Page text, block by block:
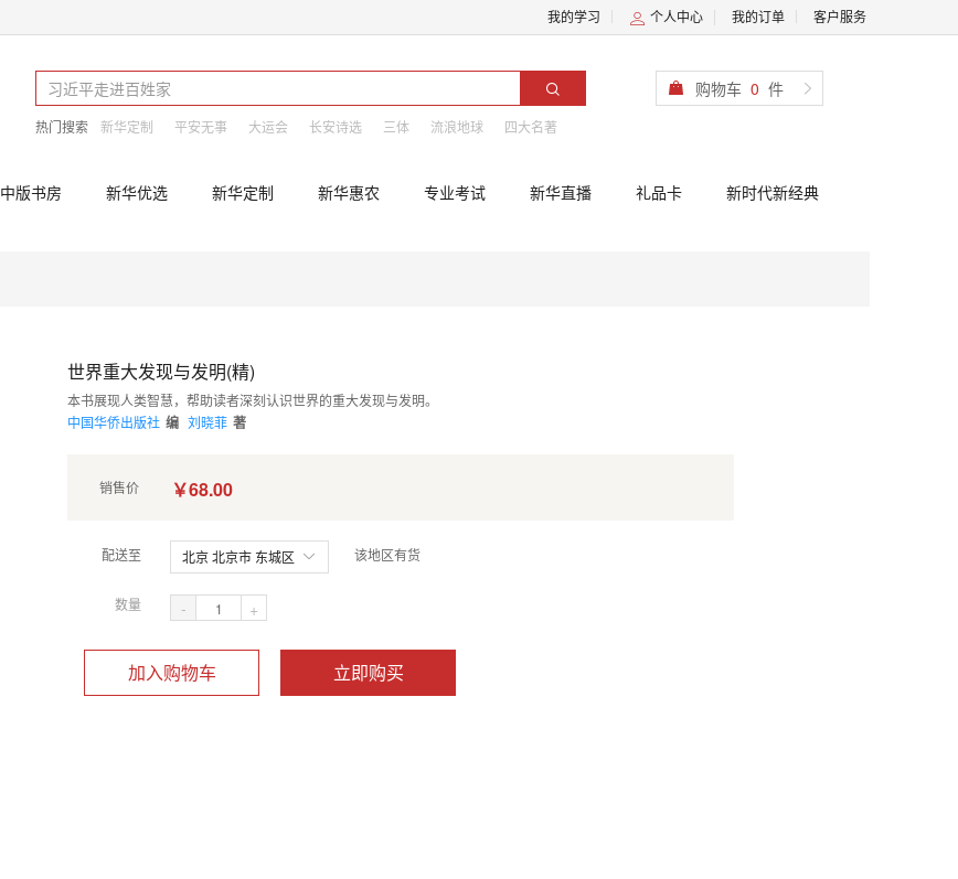
我的学习 个人中心 我的订单 客户服务
热门搜索 新华定制 平安无事 大运会 长安诗选 三体 流浪地球 四大名著
购物车 0 件
中版书房 新华优选 新华定制 新华惠农 专业考试 新华直播 礼品卡 新时代新经典
世界重大发现与发明(精)
本书展现人类智慧，帮助读者深刻认识世界的重大发现与发明。
中国华侨出版社 编 刘晓菲 著
销售价 ￥68.00
配送至 北京 北京市 东城区 该地区有货
数量 - +
加入购物车 立即购买